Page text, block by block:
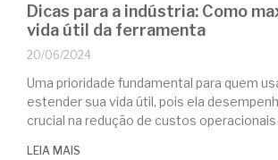
Dicas para a indústria: Como
vida útil da ferramenta
20/06/2024
Uma prioridade fundamental para quem
estender sua vida útil, pois ela
crucial na redução de custos operacionais
LEIA MAIS